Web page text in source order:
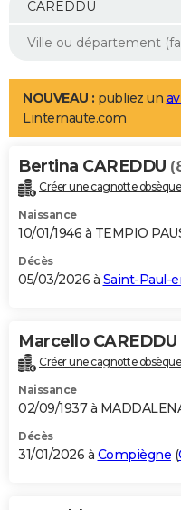
Mobiles
Meilleur smartphone
Internet
Ordinateurs
Jeux vidéo
Guide high-tech
Aménagement intérieur
LIFESTYLE
Art de vivre
Bien-être
Loisirs
Mode
Modes de vie
Alimentation
Guide de la santé
Maladies
Médicaments
Sommeil
VOYAGE
Destinations
City break
Voyage nature
Voyage de noces
Forum
Climat
+PHOTO
GUIDES D'ACHAT
BONS PLANS
Carte de Noël
Carte Bonne année
Carte Saint-Valentin
Carte Pâques
Carte d'anniversaire
DICTIONNAIRE
Dictionnaire
Biographies
Citations
Expressions
Proverbes
PROGRAMME TV
S'inscrire
Se connecter
Lycées
Collèges
Primaires
Universités
Entreprises
Service militaire
Avis de recherche
AVIS DE DÉCÈS
NOUVEAU : publiez un
Linternaute.com
Bertina CAREDDU
Créer une cagnotte
Naissance
10/01/1946 à TEMPIO
Décès
05/03/2026 à Saint-Paul-
Marcello CAREDDU
Créer une cagnotte
Naissance
02/09/1937 à
Décès
31/01/2026 à Compiègne (